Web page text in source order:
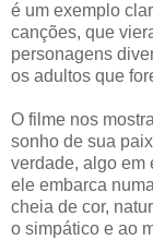
é um exemplo
canções, que
personagens
os adultos que
O filme nos
sonho de sua
verdade, algo em
ele embarca
cheia de cor,
o simpático e ao